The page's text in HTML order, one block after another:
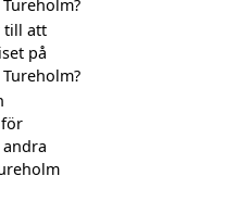
till att
på